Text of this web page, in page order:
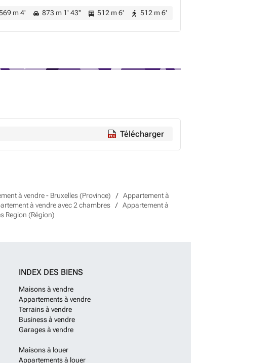
m 4' 873 m 1' 43'' 512 m 6' 512 m 6'
Télécharger
à vendre - Bruxelles (Province)
Appartement à
à vendre avec 2 chambres
Appartement à
Region (Région)
INDEX DES BIENS
Maisons à vendre
Appartements à vendre
Terrains à vendre
Business à vendre
Garages à vendre
Maisons à louer
Appartements à louer